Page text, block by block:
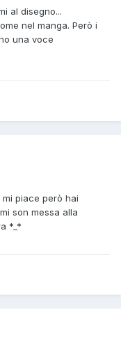
al disegno...
nel manga. Però i
una voce
piace però hai
son messa alla
*_*